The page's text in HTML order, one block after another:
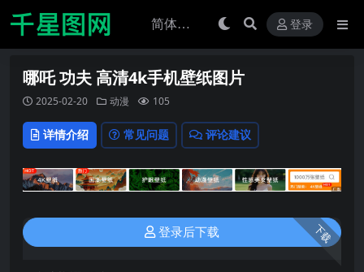
登录
哪吒 功夫 高清4k手机壁纸图片
2025-02-20 动漫 105
详情介绍 常见问题 评论建议
下载
登录后下载